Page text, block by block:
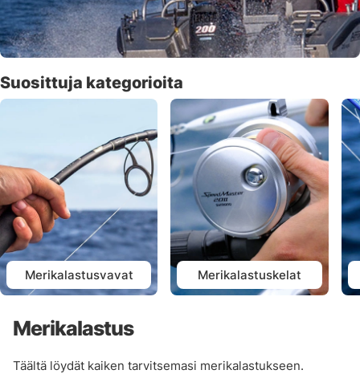
Suosittuja kategorioita
Merikalastusvavat Merikalastuskelat
Merikalastus
Täältä löydät kaiken tarvitsemasi merikalastukseen.